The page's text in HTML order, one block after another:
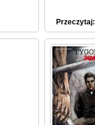
Przeczytaj: